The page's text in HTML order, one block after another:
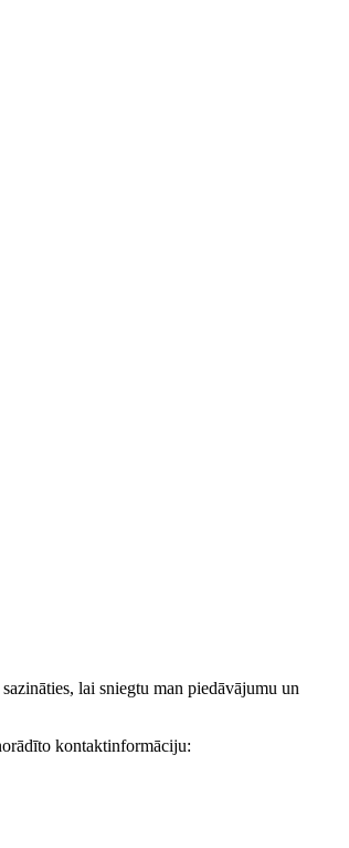
lai sniegtu man piedāvājumu un
kontaktinformāciju: